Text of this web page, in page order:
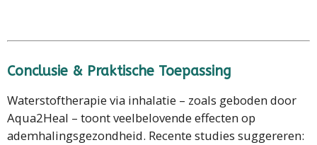
Conclusie & Praktische Toepassing
Waterstoftherapie via inhalatie – zoals geboden door
Aqua2Heal – toont veelbelovende effecten op
ademhalingsgezondheid. Recente studies suggereren: